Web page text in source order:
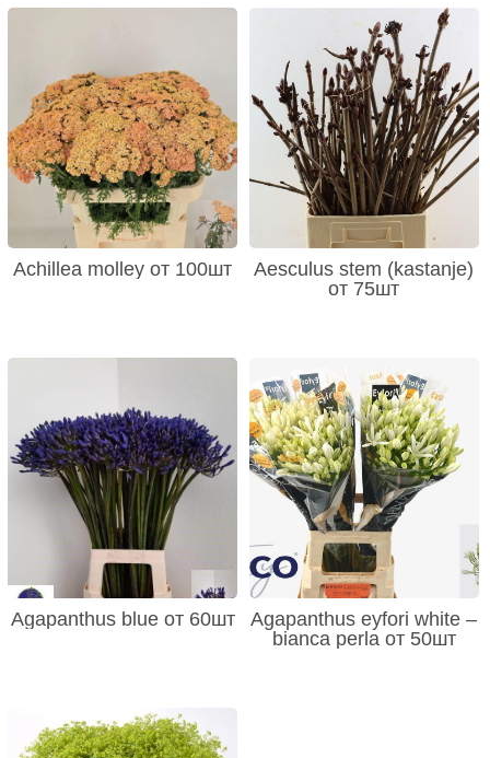
Achillea molley от 100шт
Aesculus stem (kastanje)
от 75шт
Agapanthus blue от 60шт
Agapanthus eyfori white –
bianca perla от 50шт